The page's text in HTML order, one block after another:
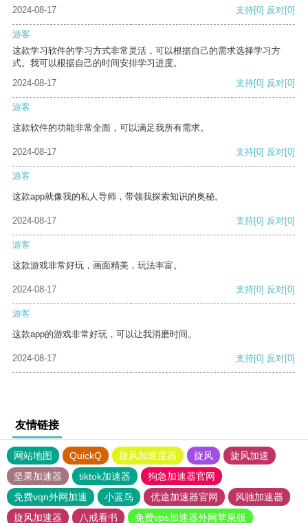
2024-08-17
支持[0] 反对[0]
游客
这款学习软件的学习方式非常灵活，可以根据自己的需求选择学习方
式。我可以根据自己的时间安排学习进度。
2024-08-17
支持[0] 反对[0]
游客
这款软件的功能非常全面，可以满足我所有需求。
2024-08-17 支持[0] 反对[0]
游客
这款app就像我的私人导师，带领我探索知识的奥秘。
2024-08-17 支持[0] 反对[0]
游客
这款游戏非常好玩，画面精美，玩法丰富。
2024-08-17 支持[0] 反对[0]
游客
这款app的游戏非常好玩，可以让我消磨时间。
2024-08-17 支持[0] 反对[0]
友情链接
网站地图 QuickQ 旋风加速度器 旋风
旋风加速
坚果加速器
tiktok加速器
狗急加速器官网
免费vqn外网加速
小蓝鸟 优途加速器官网
风驰加速器
旋风加速器
八戒看书 免费vps加速器外网苹果版